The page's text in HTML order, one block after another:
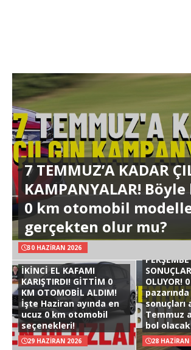
7 TEMMUZ’A KADAR
KAMPANYALAR!
0 km otomobil
gerçekten olur mu?
30 HAZIRAN 2026
İKİNCİ EL KAFAMI
KARIŞTIRDI! GİTTİM 0
KM OTOMOBİL ALDIM!
İşte Haziran ayında en
ucuz 0 km otomobil
seçenekleri!
29 HAZIRAN 2026
OLUYOR!
sonuçları
Temmuz
bol
28 HAZIRAN